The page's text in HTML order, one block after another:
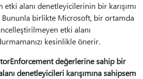
etki alanı denetleyicilerinin bir karışımı
birlikte Microsoft, bir ortamda
etki alanı
kesinlikle önerir.
değerlerine sahip bir
denetleyicileri karışımına sahipsem